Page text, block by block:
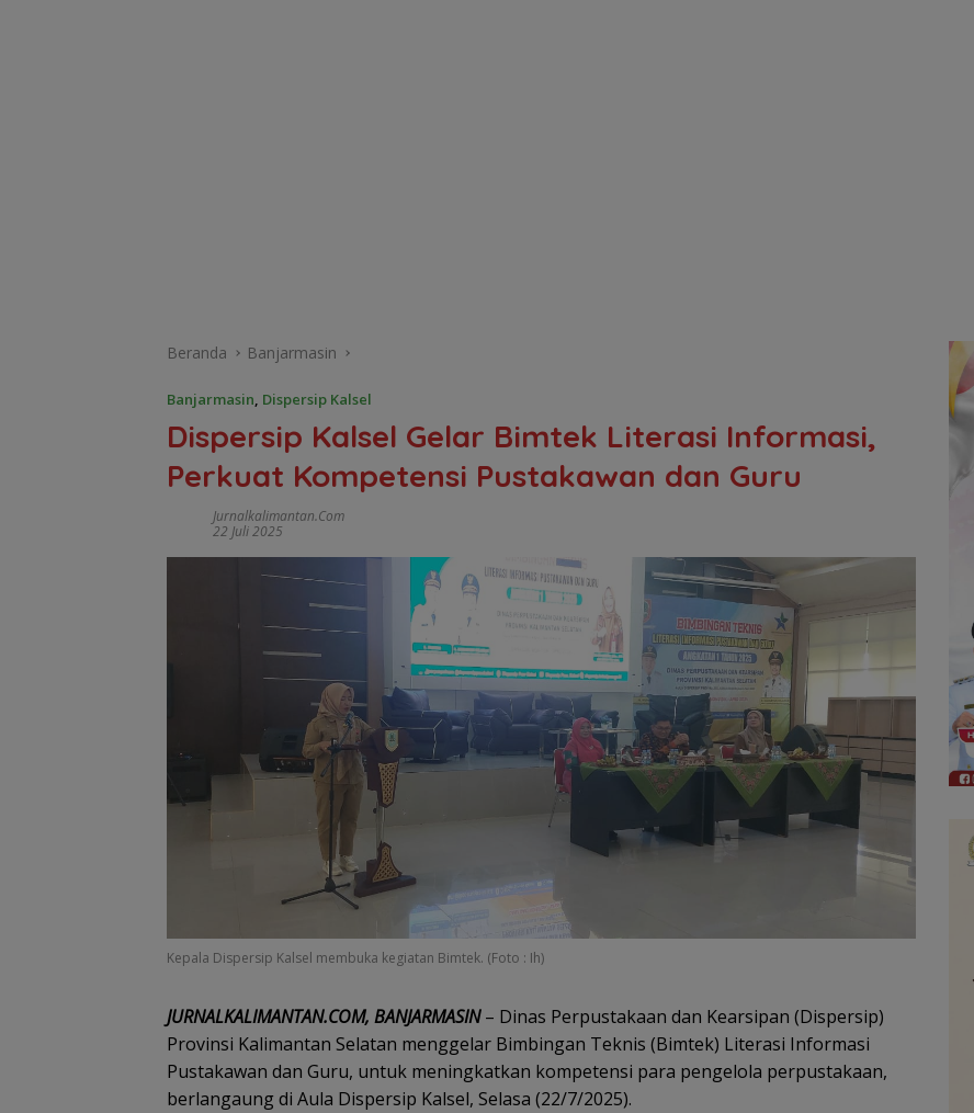
Beranda Banjarmasin
Banjarmasin, Dispersip Kalsel
Dispersip Kalsel Gelar Bimtek Literasi Informasi,
Perkuat Kompetensi Pustakawan dan Guru
Jurnalkalimantan.com
22 Juli 2025
Kepala Dispersip Kalsel membuka kegiatan Bimtek. (Foto : Ih)
JURNALKALIMANTAN.COM, BANJARMASIN– Dinas Perpustakaan dan Kearsipan (Dispersip)
Provinsi Kalimantan Selatan menggelar Bimbingan Teknis (Bimtek) Literasi Informasi
Pustakawan dan Guru, untuk meningkatkan kompetensi para pengelola perpustakaan,
berlangaung di Aula Dispersip Kalsel, Selasa (22/7/2025).